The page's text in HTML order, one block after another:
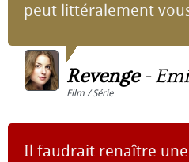
peut littéralement
Revenge-
Film / Série
Il faudrait renaître